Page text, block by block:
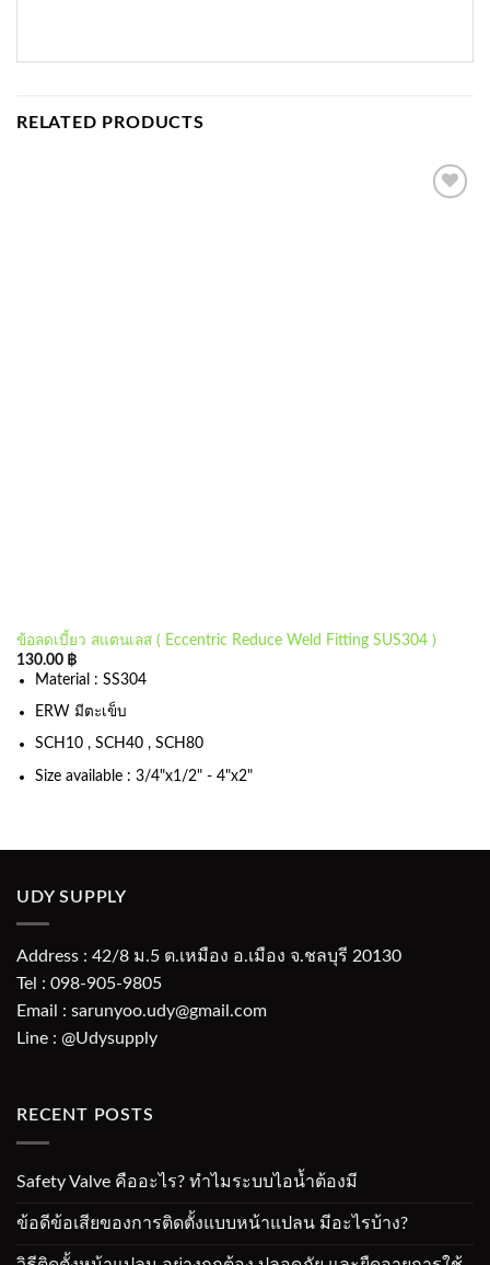
RELATED PRODUCTS
ข้อลดเบี้ยว สแตนเลส ( Eccentric Reduce Weld Fitting SUS304 )
130.00 ฿
Material : SS304
ERW มีตะเข็บ
SCH10 , SCH40 , SCH80
Size available : 3/4"x1/2" - 4"x2"
UDY SUPPLY
Address : 42/8 ม.5 ต.เหมือง อ.เมือง จ.ชลบุรี 20130
Tel : 098-905-9805
Email : sarunyoo.udy@gmail.com
Line : @Udysupply
RECENT POSTS
Safety Valve คืออะไร? ทำไมระบบไอน้ำต้องมี
ข้อดีข้อเสียของการติดตั้งแบบหน้าแปลน มีอะไรบ้าง?